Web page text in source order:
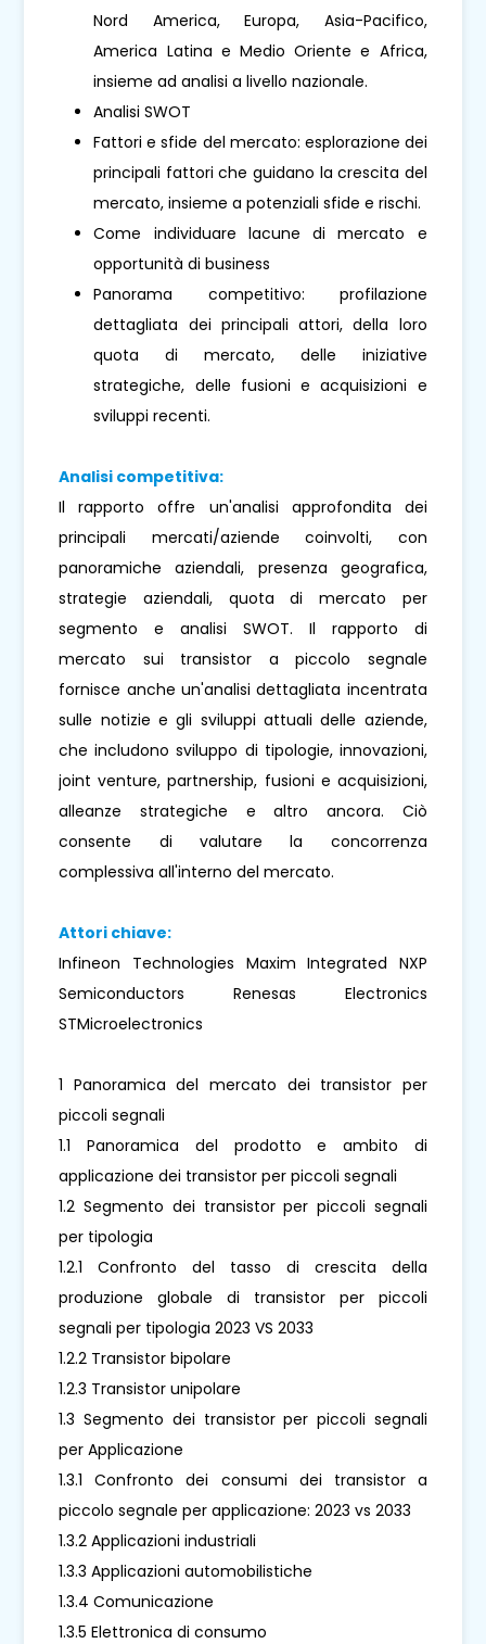
Nord America, Europa, Asia-Pacifico,
America Latina e Medio Oriente e Africa,
insieme ad analisi a livello nazionale.
Analisi SWOT
Fattori e sfide del mercato: esplorazione dei
principali fattori che guidano la crescita del
mercato, insieme a potenziali sfide e rischi.
Come individuare lacune di mercato e
opportunità di business
Panorama competitivo: profilazione
dettagliata dei principali attori, della loro
quota di mercato, delle iniziative
strategiche, delle fusioni e acquisizioni e
sviluppi recenti.
Analisi competitiva:
Il rapporto offre un'analisi approfondita dei
principali mercati/aziende coinvolti, con
panoramiche aziendali, presenza geografica,
strategie aziendali, quota di mercato per
segmento e analisi SWOT. Il rapporto di
mercato sui transistor a piccolo segnale
fornisce anche un'analisi dettagliata incentrata
sulle notizie e gli sviluppi attuali delle aziende,
che includono sviluppo di tipologie, innovazioni,
joint venture, partnership, fusioni e acquisizioni,
alleanze strategiche e altro ancora. Ciò
consente di valutare la concorrenza
complessiva all'interno del mercato.
Attori chiave:
Infineon Technologies Maxim Integrated NXP
Semiconductors Renesas Electronics
STMicroelectronics
1 Panoramica del mercato dei transistor per
piccoli segnali
1.1 Panoramica del prodotto e ambito di
applicazione dei transistor per piccoli segnali
1.2 Segmento dei transistor per piccoli segnali
per tipologia
1.2.1 Confronto del tasso di crescita della
produzione globale di transistor per piccoli
segnali per tipologia 2023 VS 2033
1.2.2 Transistor bipolare
1.2.3 Transistor unipolare
1.3 Segmento dei transistor per piccoli segnali
per Applicazione
1.3.1 Confronto dei consumi dei transistor a
piccolo segnale per applicazione: 2023 vs 2033
1.3.2 Applicazioni industriali
1.3.3 Applicazioni automobilistiche
1.3.4 Comunicazione
1.3.5 Elettronica di consumo